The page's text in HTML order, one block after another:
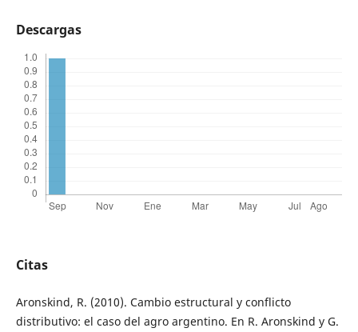
Descargas
Citas
Aronskind, R. (2010). Cambio estructural y conflicto
distributivo: el caso del agro argentino. En R. Aronskind y G.